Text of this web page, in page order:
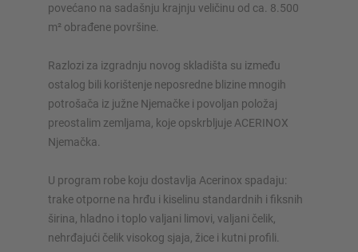
povećano na sadašnju krajnju veličinu od ca. 8.500
m² obrađene površine.
Razlozi za izgradnju novog skladišta su između
ostalog bili korištenje neposredne blizine mnogih
potrošača iz južne Njemačke i povoljan položaj
preostalim zemljama, koje opskrbljuje ACERINOX
Njemačka.
U program robe koju dostavlja Acerinox spadaju:
trake otporne na hrđu i kiselinu standardnih i fiksnih
širina, hladno i toplo valjani limovi, valjani čelik,
nehrđajući čelik visokog sjaja, žice i kutni profili.
Planirajte svoj sustav polica individualno s našim
konfiguratorima – uključujući izravni upit
Konfiguriraj policu sada